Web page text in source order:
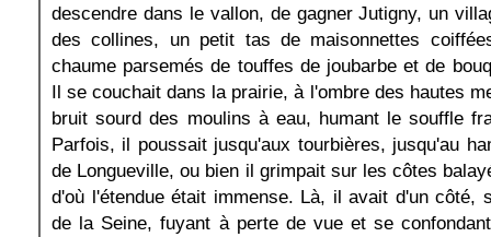
descendre dans le vallon, de gagner Jutigny, un
des collines, un petit tas de maisonnettes
chaume parsemés de touffes de joubarbe et de
Il se couchait dans la prairie, à l'ombre des hautes
bruit sourd des moulins à eau, humant le souffle
Parfois, il poussait jusqu'aux tourbières, jusqu'au
de Longueville, ou bien il grimpait sur les côtes
d'où l'étendue était immense. Là, il avait d'un côté,
de la Seine, fuyant à perte de vue et se